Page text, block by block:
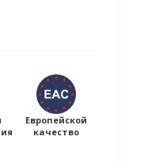
Европейской
качество